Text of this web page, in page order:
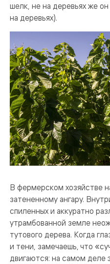
шелк, не на деревьях же
на деревьях).
В фермерском хозяйстве
затененному ангару.
спиленных и аккуратно
утрамбованной земле
тутового дерева. Когда
и тени, замечаешь, что
двигаются: на самом деле